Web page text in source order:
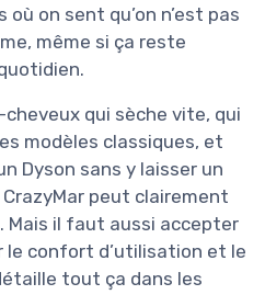
on sent qu’on n’est pas
même si ça reste
qui sèche vite, qui
modèles classiques, et
Dyson sans y laisser un
peut clairement
il faut aussi accepter
le confort d’utilisation et le
tout ça dans les